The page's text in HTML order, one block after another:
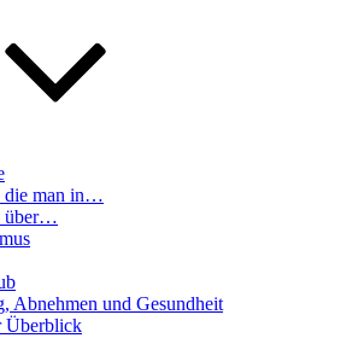
die man in…
über…
Abnehmen und Gesundheit
Überblick